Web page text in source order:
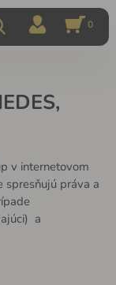
0
v internetovom
spresňujú práva a
a